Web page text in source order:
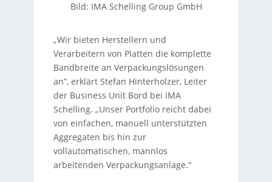
Bild: IMA Schelling Group GmbH
„Wir bieten Herstellern und
Verarbeitern von Platten die komplette
Bandbreite an Verpackungslösungen
an“, erklärt Stefan Hinterholzer, Leiter
der Business Unit Bord bei IMA
Schelling. „Unser Portfolio reicht dabei
von einfachen, manuell unterstützten
Aggregaten bis hin zur
vollautomatischen, mannlos
arbeitenden Verpackungsanlage.“